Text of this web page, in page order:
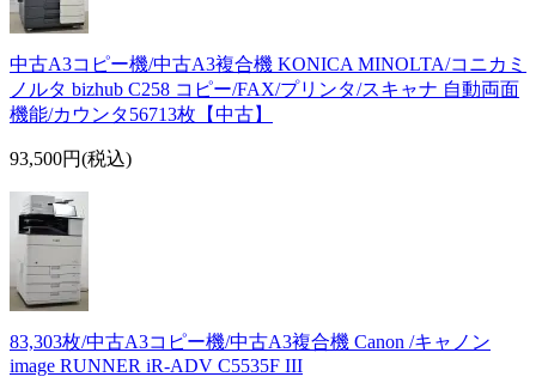
中古A3コピー機/中古A3複合機 KONICA MINOLTA/コニカミ
ノルタ bizhub C258 コピー/FAX/プリンタ/スキャナ 自動両面
機能/カウンタ56713枚【中古】
93,500円(税込)
83,303枚/中古A3コピー機/中古A3複合機 Canon /キャノン
image RUNNER iR-ADV C5535F III